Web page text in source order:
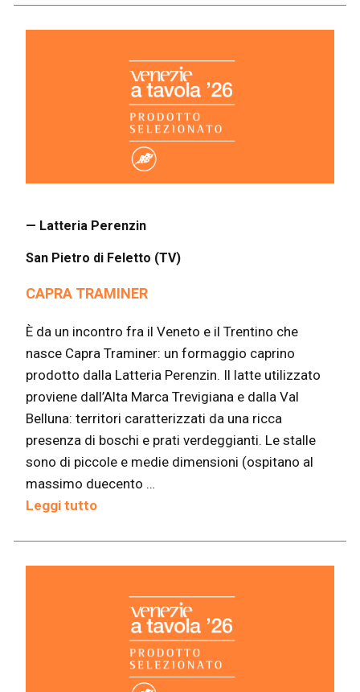
— Latteria Perenzin
San Pietro di Feletto (TV)
CAPRA TRAMINER
È da un incontro fra il Veneto e il Trentino che
nasce Capra Traminer: un formaggio caprino
prodotto dalla Latteria Perenzin. Il latte utilizzato
proviene dall’Alta Marca Trevigiana e dalla Val
Belluna: territori caratterizzati da una ricca
presenza di boschi e prati verdeggianti. Le stalle
sono di piccole e medie dimensioni (ospitano al
massimo duecento …
Leggi tutto